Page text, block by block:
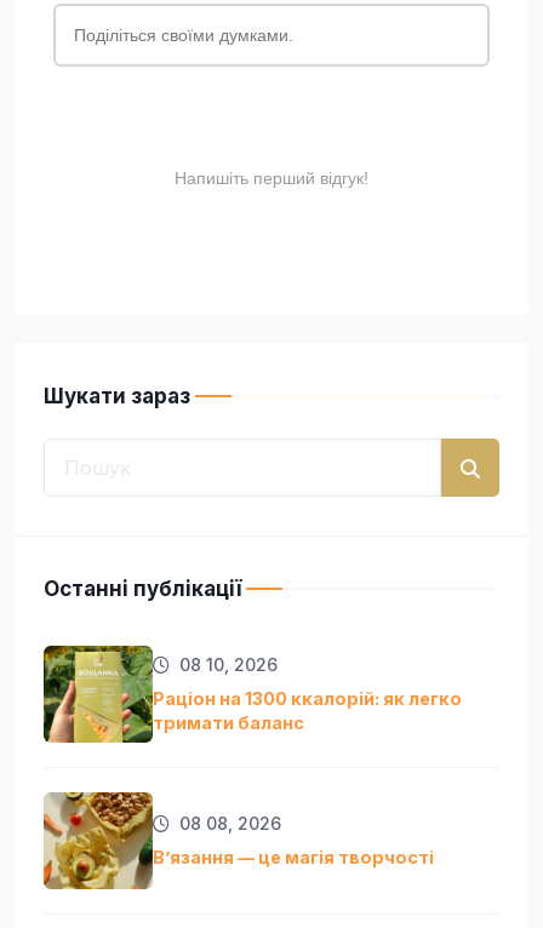
Шукати зараз
Останні публікації
08 10, 2026
Раціон на 1300 ккалорій: як легко
тримати баланс
08 08, 2026
Вʼязання — це магія творчості